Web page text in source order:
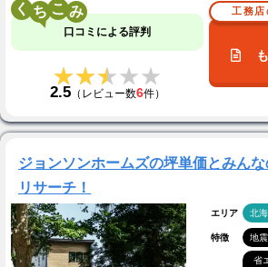
く こ
口コミによる評判
★★★★★
★★★★★
2.5（レビュー数6件）
工務店
ジョンソンホームズの坪単価とみん
リサーチ！
エリア 北
特徴 地
省